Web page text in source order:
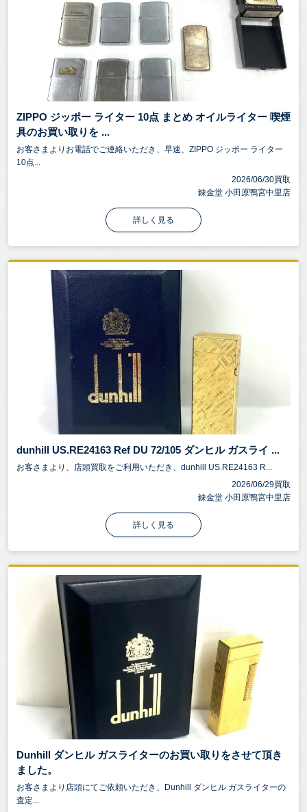
ZIPPO ジッポー ライター 10点 まとめ オイルライター 喫煙
具のお買い取りを ...
お客さまよりお電話でご連絡いただき、早速、ZIPPO ジッポー ライター
10点...
2026/06/30買取
錬金堂 小田原鴨宮中里店
詳しく見る
dunhill US.RE24163 Ref DU 72/105 ダンヒル ガスライ ...
お客さまより、店頭買取をご利用いただき、dunhill US.RE24163 R...
2026/06/29買取
錬金堂 小田原鴨宮中里店
詳しく見る
Dunhill ダンヒル ガスライターのお買い取りをさせて頂き
ました。
お客さまより店頭にてご依頼いただき、Dunhill ダンヒル ガスライターの
査定...